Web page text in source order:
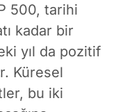
500, tarihi
kadar bir
yıl da pozitif
Küresel
bu iki